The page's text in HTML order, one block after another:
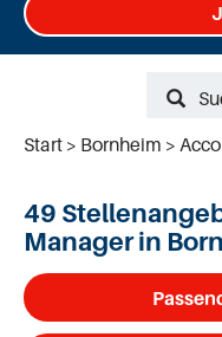
Start
Bornheim
49
Manager in